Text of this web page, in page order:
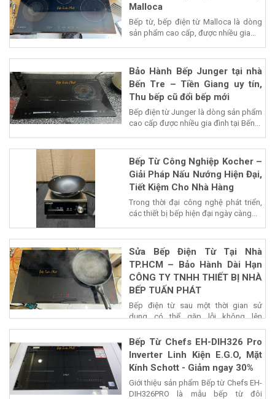
Malloca
Bếp từ, bếp điện từ Malloca là dòng
sản phẩm cao cấp, được nhiều gia...
Bảo Hành Bếp Junger tại nhà
Bến Tre – Tiền Giang uy tín,
Thu bếp cũ đổi bếp mới
Bếp điện từ Junger là dòng sản phẩm
cao cấp được nhiều gia đình tại Bến...
Bếp Từ Công Nghiệp Kocher –
Giải Pháp Nấu Nướng Hiện Đại,
Tiết Kiệm Cho Nhà Hàng
Trong thời đại công nghệ phát triển,
các thiết bị bếp hiện đại ngày càng...
Sửa Bếp Điện Từ Tại Nhà
TP.HCM – Bảo Hành Dài Hạn
CÔNG TY TNHH THIẾT BỊ NHÀ
BẾP TUẤN PHÁT
Bếp điện từ sau một thời gian sử
dụng có thể gặp lỗi không lên
nguồn,...
Bếp Từ Chefs EH-DIH326 Pro
Inverter Linh Kiện E.G.O, Mặt
Kính Schott - Giảm ngay 30%
Giới thiệu sản phẩm Bếp từ Chefs EH-
DIH326PRO là mẫu bếp từ đôi